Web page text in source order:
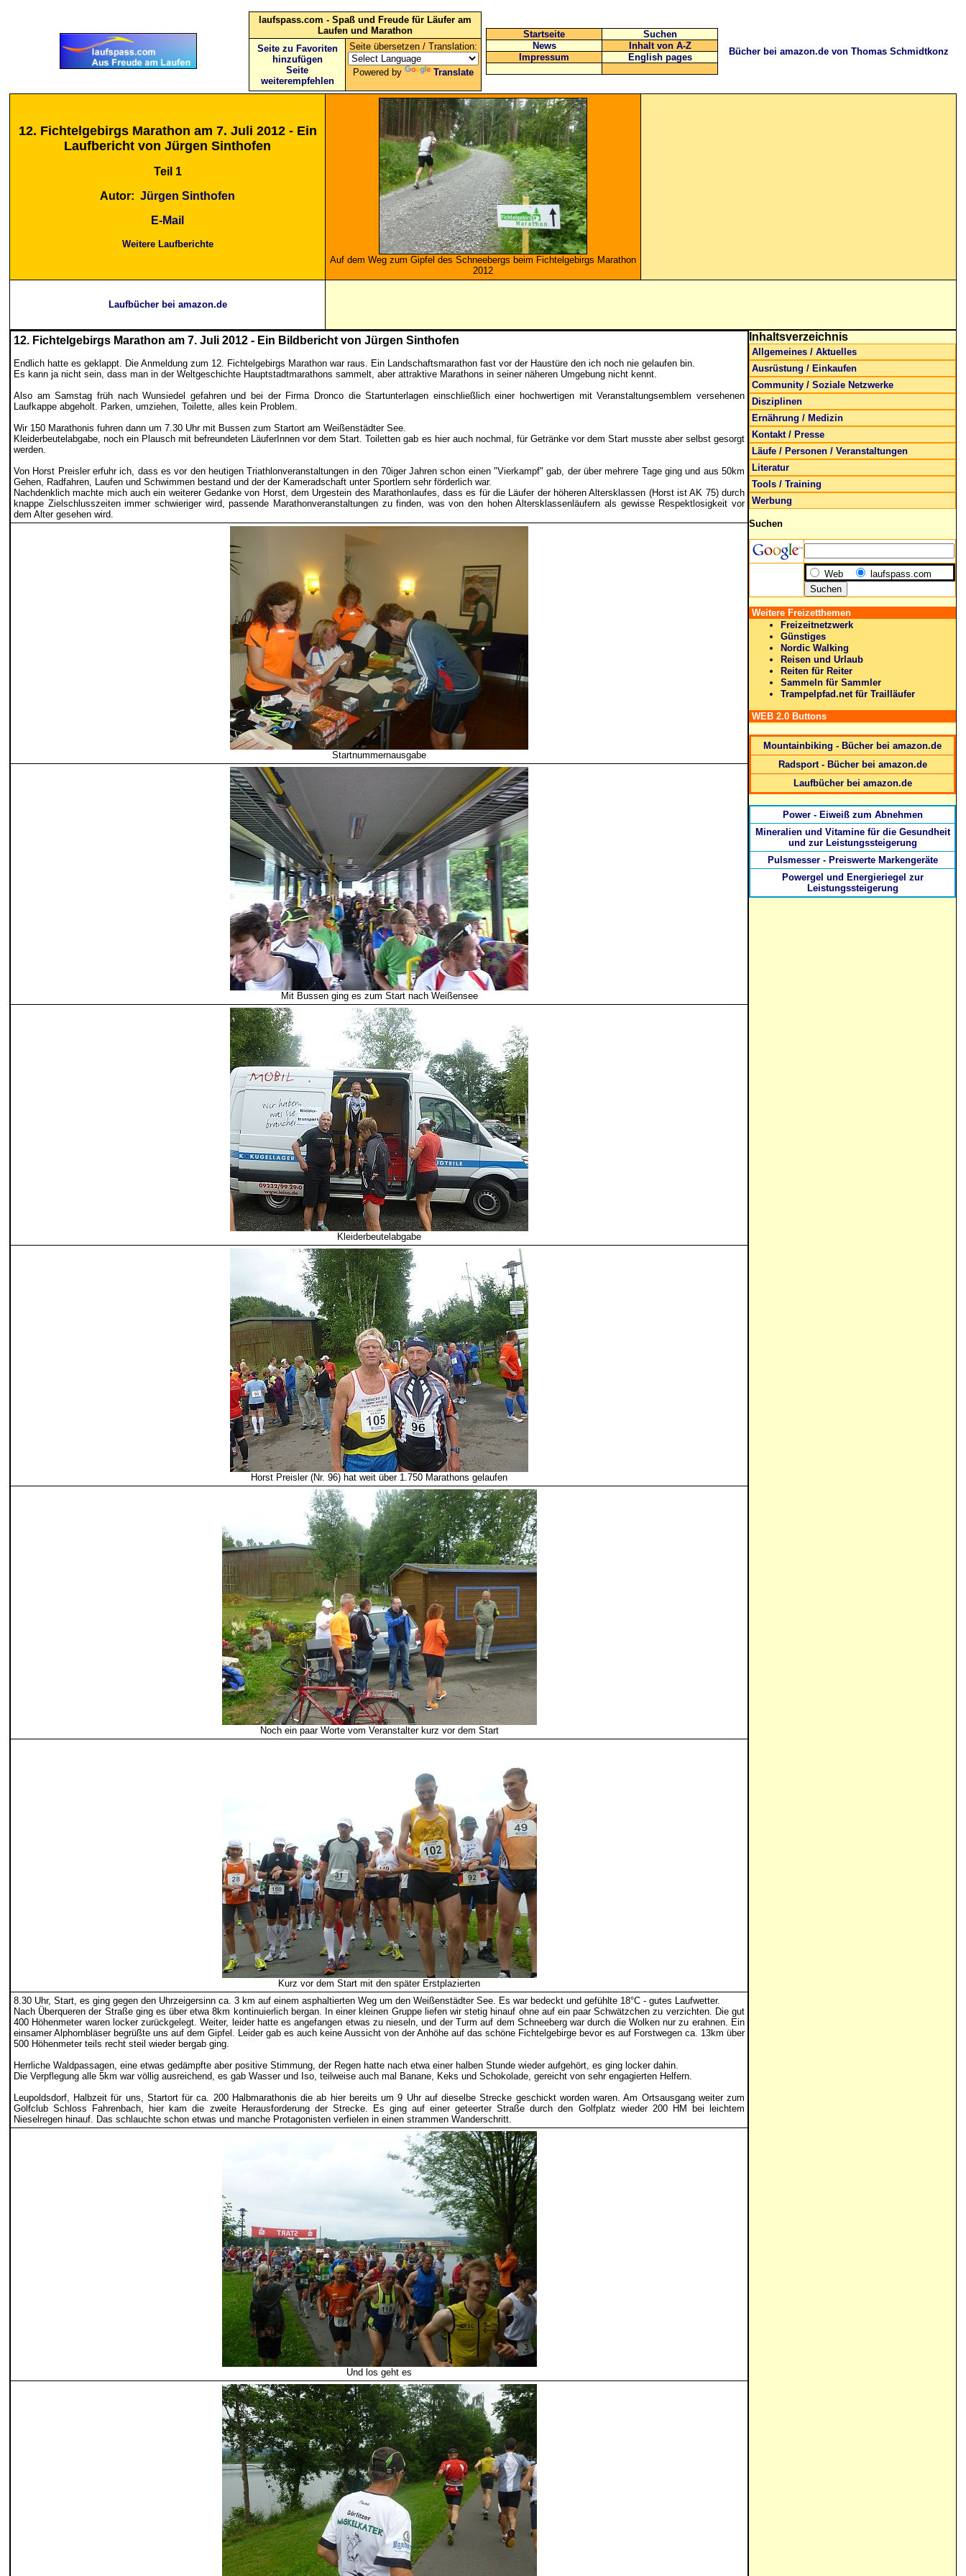
laufspass.com - Spaß und Freude für Läufer am
Laufen und Marathon
Seite zu Favoriten
hinzufügen
Seite
weiterempfehlen
Seite übersetzen / Translation:
Powered by Translate
Startseite
Suchen
News
Inhalt von A-Z
Impressum
English pages
Bücher bei amazon.de von Thomas Schmidtkonz
12. Fichtelgebirgs Marathon am 7. Juli 2012 - Ein
Laufbericht von Jürgen Sinthofen
Teil 1
Autor: Jürgen Sinthofen
E-Mail
Weitere Laufberichte
Auf dem Weg zum Gipfel des Schneebergs beim Fichtelgebirgs Marathon
2012
Laufbücher bei amazon.de
12. Fichtelgebirgs Marathon am 7. Juli 2012 - Ein Bildbericht von Jürgen Sinthofen
Endlich hatte es geklappt. Die Anmeldung zum 12. Fichtelgebirgs Marathon war raus. Ein Landschaftsmarathon fast vor der Haustüre den ich noch nie gelaufen bin.
Es kann ja nicht sein, dass man in der Weltgeschichte Hauptstadtmarathons sammelt, aber attraktive Marathons in seiner näheren Umgebung nicht kennt.
Also am Samstag früh nach Wunsiedel gefahren und bei der Firma Dronco die Startunterlagen einschließlich einer hochwertigen mit Veranstaltungsemblem versehenen
Laufkappe abgeholt. Parken, umziehen, Toilette, alles kein Problem.
Wir 150 Marathonis fuhren dann um 7.30 Uhr mit Bussen zum Startort am Weißenstädter See.
Kleiderbeutelabgabe, noch ein Plausch mit befreundeten LäuferInnen vor dem Start. Toiletten gab es hier auch nochmal, für Getränke vor dem Start musste aber selbst gesorgt
werden.
Von Horst Preisler erfuhr ich, dass es vor den heutigen Triathlonveranstaltungen in den 70iger Jahren schon einen "Vierkampf" gab, der über mehrere Tage ging und aus 50km
Gehen, Radfahren, Laufen und Schwimmen bestand und der der Kameradschaft unter Sportlern sehr förderlich war.
Nachdenklich machte mich auch ein weiterer Gedanke von Horst, dem Urgestein des Marathonlaufes, dass es für die Läufer der höheren Altersklassen (Horst ist AK 75) durch
knappe Zielschlusszeiten immer schwieriger wird, passende Marathonveranstaltungen zu finden, was von den hohen Altersklassenläufern als gewisse Respektlosigkeit vor
dem Alter gesehen wird.
Startnummernausgabe
Mit Bussen ging es zum Start nach Weißensee
Kleiderbeutelabgabe
Horst Preisler (Nr. 96) hat weit über 1.750 Marathons gelaufen
Noch ein paar Worte vom Veranstalter kurz vor dem Start
Kurz vor dem Start mit den später Erstplazierten
8.30 Uhr, Start, es ging gegen den Uhrzeigersinn ca. 3 km auf einem asphaltierten Weg um den Weißenstädter See. Es war bedeckt und gefühlte 18°C - gutes Laufwetter.
Nach Überqueren der Straße ging es über etwa 8km kontinuierlich bergan. In einer kleinen Gruppe liefen wir stetig hinauf ohne auf ein paar Schwätzchen zu verzichten. Die gut
400 Höhenmeter waren locker zurückgelegt. Weiter, leider hatte es angefangen etwas zu nieseln, und der Turm auf dem Schneeberg war durch die Wolken nur zu erahnen. Ein
einsamer Alphornbläser begrüßte uns auf dem Gipfel. Leider gab es auch keine Aussicht von der Anhöhe auf das schöne Fichtelgebirge bevor es auf Forstwegen ca. 13km über
500 Höhenmeter teils recht steil wieder bergab ging.
Herrliche Waldpassagen, eine etwas gedämpfte aber positive Stimmung, der Regen hatte nach etwa einer halben Stunde wieder aufgehört, es ging locker dahin.
Die Verpflegung alle 5km war völlig ausreichend, es gab Wasser und Iso, teilweise auch mal Banane, Keks und Schokolade, gereicht von sehr engagierten Helfern.
Leupoldsdorf, Halbzeit für uns, Startort für ca. 200 Halbmarathonis die ab hier bereits um 9 Uhr auf dieselbe Strecke geschickt worden waren. Am Ortsausgang weiter zum
Golfclub Schloss Fahrenbach, hier kam die zweite Herausforderung der Strecke. Es ging auf einer geteerter Straße durch den Golfplatz wieder 200 HM bei leichtem
Nieselregen hinauf. Das schlauchte schon etwas und manche Protagonisten verfielen in einen strammen Wanderschritt.
Und los geht es
Inhaltsverzeichnis
Allgemeines / Aktuelles
Ausrüstung / Einkaufen
Community / Soziale Netzwerke
Disziplinen
Ernährung / Medizin
Kontakt / Presse
Läufe / Personen / Veranstaltungen
Literatur
Tools / Training
Werbung
Suchen
Web laufspass.com
Weitere Freizetthemen
Freizeitnetzwerk
Günstiges
Nordic Walking
Reisen und Urlaub
Reiten für Reiter
Sammeln für Sammler
Trampelpfad.net für Trailläufer
WEB 2.0 Buttons
Mountainbiking - Bücher bei amazon.de
Radsport - Bücher bei amazon.de
Laufbücher bei amazon.de
Power - Eiweiß zum Abnehmen
Mineralien und Vitamine für die Gesundheit
und zur Leistungssteigerung
Pulsmesser - Preiswerte Markengeräte
Powergel und Energieriegel zur
Leistungssteigerung